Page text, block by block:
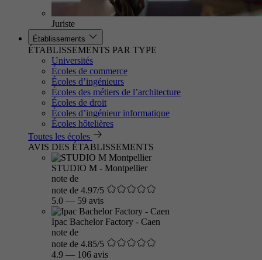
Juriste
Établissements
ÉTABLISSEMENTS PAR TYPE
Universités
Écoles de commerce
Écoles d’ingénieurs
Écoles des métiers de l’architecture
Écoles de droit
Écoles d’ingénieur informatique
Écoles hôtelières
Toutes les écoles
AVIS DES ÉTABLISSEMENTS
STUDIO M - Montpellier
note de
note de 4.97/5
5.0 — 59 avis
Ipac Bachelor Factory - Caen
note de
note de 4.85/5
4.9 — 106 avis